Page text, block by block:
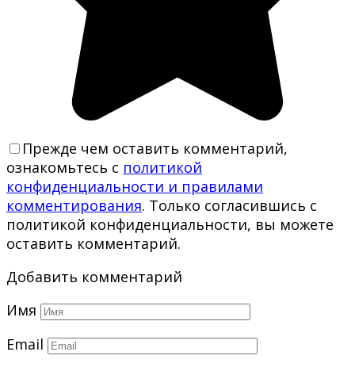
Прежде чем оставить комментарий,
ознакомьтесь с политикой
конфиденциальности и правилами
комментирования. Только согласившись с
политикой конфиденциальности, вы можете
оставить комментарий.
Добавить комментарий
Имя
Email